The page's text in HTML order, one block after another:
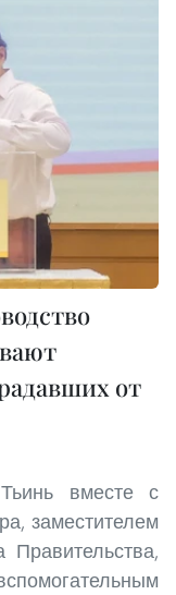
от
вместе с
заместителем
Правительства,